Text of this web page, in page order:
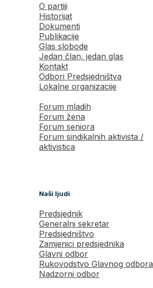
O partiji
Historijat
Dokumenti
Publikacije
Glas slobode
Jedan član, jedan glas
Kontakt
Odbori Predsjedništva
Lokalne organizacije
Forum mladih
Forum žena
Forum seniora
Forum sindikalnih aktivista /
aktivistica
Naši ljudi
Predsjednik
Generalni sekretar
Predsjedništvo
Zamjenici predsjednika
Glavni odbor
Rukovodstvo Glavnog odbora
Nadzorni odbor